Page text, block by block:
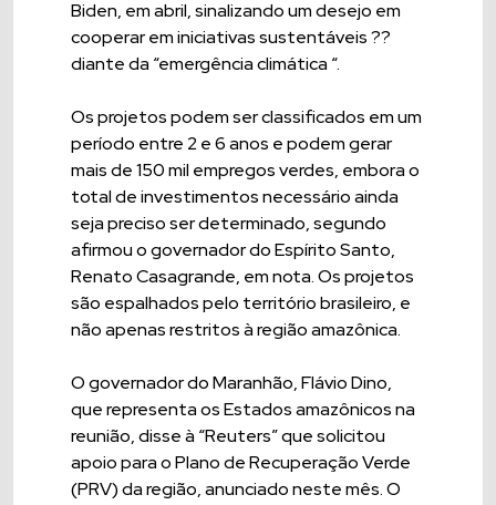
Biden, em abril, sinalizando um desejo em
cooperar em iniciativas sustentáveis ??
diante da “emergência climática “.
Os projetos podem ser classificados em um
período entre 2 e 6 anos e podem gerar
mais de 150 mil empregos verdes, embora o
total de investimentos necessário ainda
seja preciso ser determinado, segundo
afirmou o governador do Espírito Santo,
Renato Casagrande, em nota. Os projetos
são espalhados pelo território brasileiro, e
não apenas restritos à região amazônica.
O governador do Maranhão, Flávio Dino,
que representa os Estados amazônicos na
reunião, disse à “Reuters” que solicitou
apoio para o Plano de Recuperação Verde
(PRV) da região, anunciado neste mês. O